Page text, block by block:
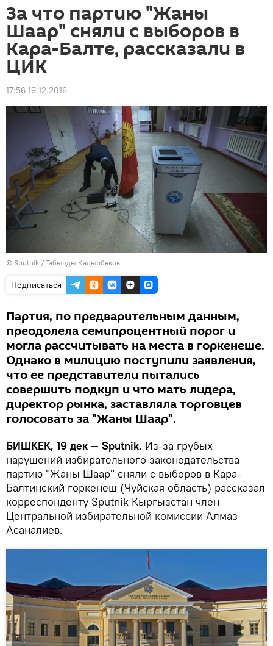
За что партию "Жаны
Шаар" сняли с выборов в
Кара-Балте, рассказали в
ЦИК
17:56 19.12.2016
© Sputnik / Табылды Кадырбеков
Подписаться
Партия, по предварительным данным,
преодолела семипроцентный порог и
могла рассчитывать на места в горкенеше.
Однако в милицию поступили заявления,
что ее представители пытались
совершить подкуп и что мать лидера,
директор рынка, заставляла торговцев
голосовать за "Жаны Шаар".
БИШКЕК, 19 дек — Sputnik. Из-за грубых
нарушений избирательного законодательства
партию "Жаны Шаар" сняли с выборов в Кара-
Балтинский горкенеш (Чуйская область) рассказал
корреспонденту Sputnik Кыргызстан член
Центральной избирательной комиссии Алмаз
Асаналиев.